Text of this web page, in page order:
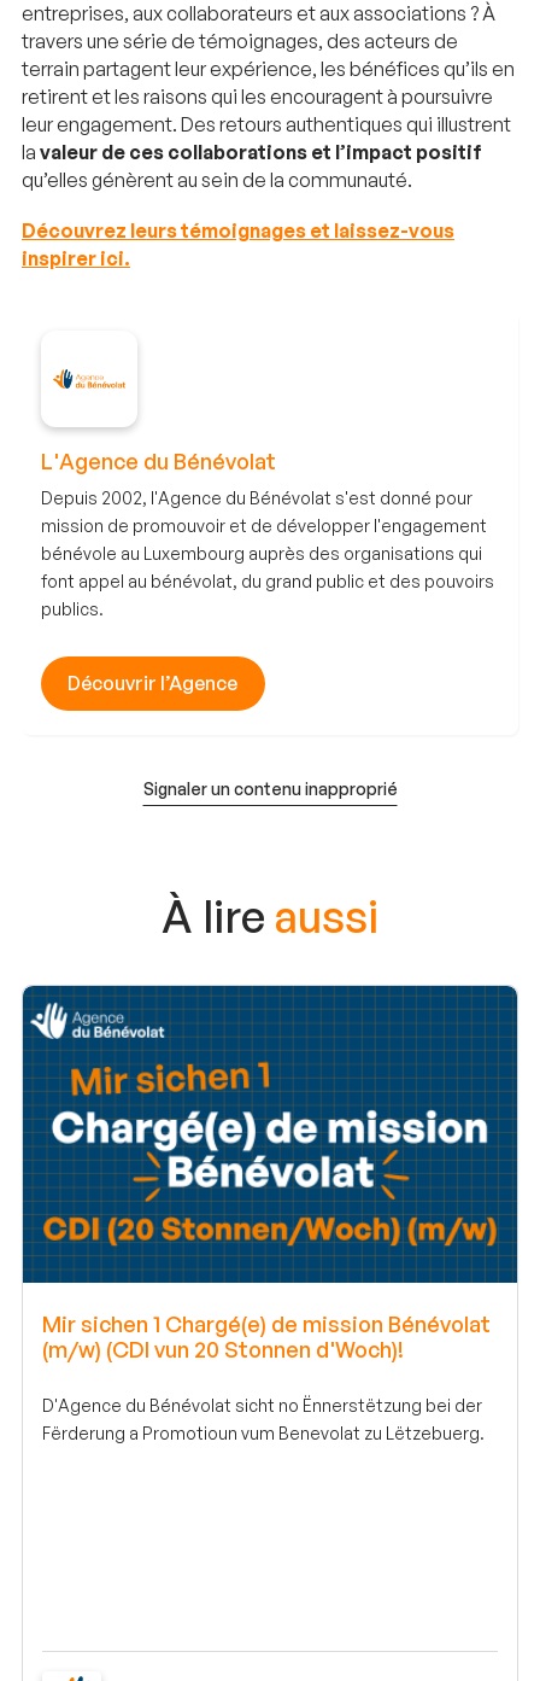
entreprises, aux collaborateurs et aux associations ? À
travers une série de témoignages, des acteurs de
terrain partagent leur expérience, les bénéfices qu’ils en
retirent et les raisons qui les encouragent à poursuivre
leur engagement. Des retours authentiques qui illustrent
la valeur de ces collaborations et l’impact positif
qu’elles génèrent au sein de la communauté.
Découvrez leurs témoignages et laissez-vous
inspirer ici.
L'Agence du Bénévolat
Depuis 2002, l'Agence du Bénévolat s'est donné pour
mission de promouvoir et de développer l'engagement
bénévole au Luxembourg auprès des organisations qui
font appel au bénévolat, du grand public et des pouvoirs
publics.
Découvrir l’Agence
Signaler un contenu inapproprié
À lire aussi
Mir sichen 1 Chargé(e) de mission Bénévolat
(m/w) (CDI vun 20 Stonnen d'Woch)!
D'Agence du Bénévolat sicht no Ënnerstëtzung bei der
Fërderung a Promotioun vum Benevolat zu Lëtzebuerg.